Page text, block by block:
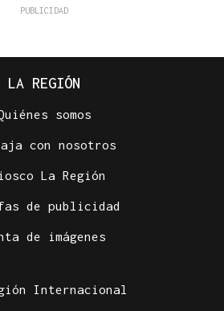
LA REGIÓN
somos
con nosotros
La Región
de publicidad
de imágenes
Internacional